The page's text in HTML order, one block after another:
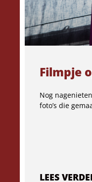
Filmpje
Nog
foto’s die
LEES